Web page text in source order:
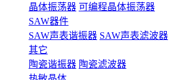
晶体振荡器 可编程晶体振荡器
SAW器件
SAW声表谐振器 SAW声表滤波器
其它
陶瓷谐振器 陶瓷滤波器